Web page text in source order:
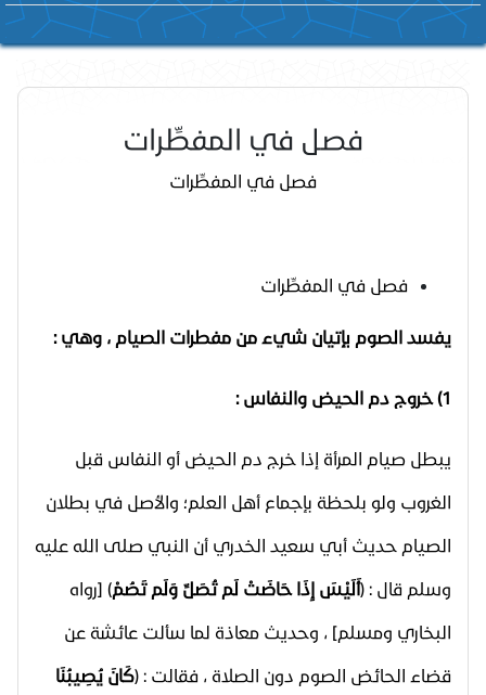
فصل في المفطِّرات
فصل في المفطِّرات
فصل في المفطِّرات
يفسد الصوم بإتيان شيء من مفطرات الصيام ، وهي :
1) خروج دم الحيض والنفاس :
يبطل صيام المرأة إذا خرج دم الحيض أو النفاس قبل
الغروب ولو بلحظة بإجماع أهل العلم؛ والأصل في بطلان
الصيام حديث أبي سعيد الخدري أن النبي صلى الله عليه
وسلم قال : (أَلَيْسَ إِذَا حَاضَتْ لَم تُصَلِّ وَلَم تَصُمْ) [رواه
البخاري ومسلم] ، وحديث معاذة لما سألت عائشة عن
قضاء الحائض الصوم دون الصلاة ، فقالت : (كَانَ يُصِيبُنَا